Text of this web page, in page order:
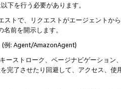
下を行う必要があります。
ストで、リクエストがエージェントか
前を開示します。
例: Agent/AmazonAgent)
ーストローク、ページナビゲーショ
完了させたり回避して、アクセス、